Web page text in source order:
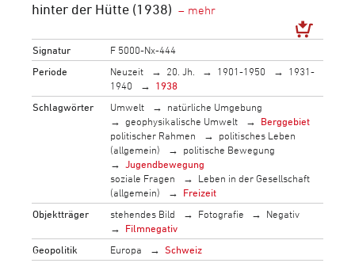
hinter der Hütte (1938)
Signatur
F 5000-Nx-444
Periode
Neuzeit 20. Jh. 1901-1950
1931-
1940
1938
Schlagwörter
Umwelt
natürliche Umgebung
geophysikalische Umwelt
Berggebiet
politischer Rahmen
politisches Leben
(allgemein)
politische Bewegung
Jugendbewegung
soziale Fragen
Leben in der Gesellschaft
(allgemein)
Freizeit
Objektträger
stehendes Bild Fotografie
Negativ
Filmnegativ
Geopolitik
Europa
Schweiz